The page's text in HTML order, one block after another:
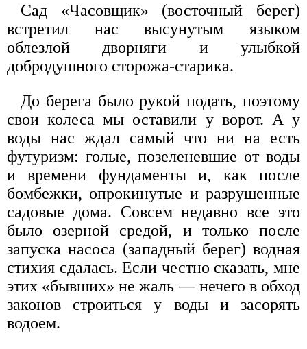
Сад «Часовщик» (восточный берег)
встретил нас высунутым языком
облезлой дворняги и улыбкой
добродушного сторожа-старика.
До берега было рукой подать, поэтому
свои колеса мы оставили у ворот. А у
воды нас ждал самый что ни на есть
футуризм: голые, позеленевшие от воды
и времени фундаменты и, как после
бомбежки, опрокинутые и разрушенные
садовые дома. Совсем недавно все это
было озерной средой, и только после
запуска насоса (западный берег) водная
стихия сдалась. Если честно сказать, мне
этих «бывших» не жаль — нечего в обход
законов строиться у воды и засорять
водоем.